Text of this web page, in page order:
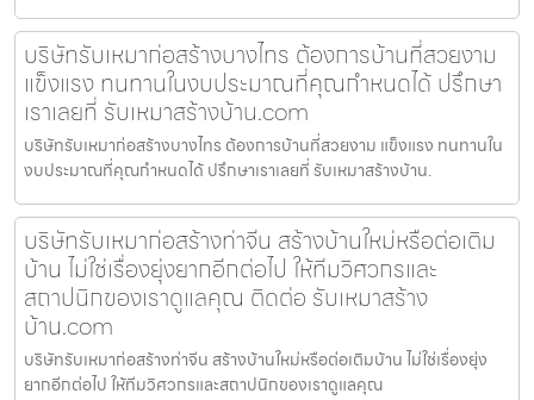
บริษัทรับเหมาก่อสร้างบางไทร ต้องการบ้านที่สวยงาม
แข็งแรง ทนทานในงบประมาณที่คุณกำหนดได้ ปรึกษา
เราเลยที่ รับเหมาสร้างบ้าน.com
บริษัทรับเหมาก่อสร้างบางไทร ต้องการบ้านที่สวยงาม แข็งแรง ทนทานใน
งบประมาณที่คุณกำหนดได้ ปรึกษาเราเลยที่ รับเหมาสร้างบ้าน.
บริษัทรับเหมาก่อสร้างท่าจีน สร้างบ้านใหม่หรือต่อเติม
บ้าน ไม่ใช่เรื่องยุ่งยากอีกต่อไป ให้ทีมวิศวกรและ
สถาปนิกของเราดูแลคุณ ติดต่อ รับเหมาสร้าง
บ้าน.com
บริษัทรับเหมาก่อสร้างท่าจีน สร้างบ้านใหม่หรือต่อเติมบ้าน ไม่ใช่เรื่องยุ่ง
ยากอีกต่อไป ให้ทีมวิศวกรและสถาปนิกของเราดูแลคุณ